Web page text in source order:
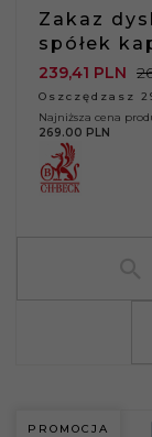
Zakaz
spółek
239,41 PLN
Oszczędzasz
Najniższa cena
269.00 PLN
PROMOCJA